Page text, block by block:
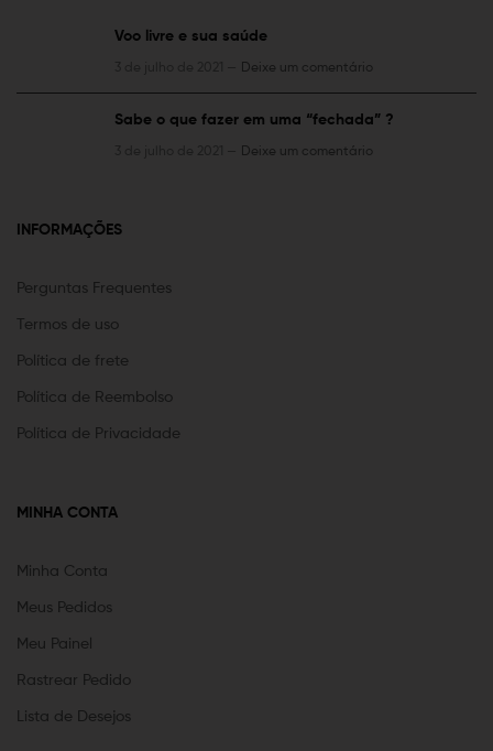
Voo livre e sua saúde
Deixe um comentário
Sabe o que fazer em uma “fechada” ?
Deixe um comentário
INFORMAÇÕES
Perguntas Frequentes
Termos de uso
Política de frete
Política de Reembolso
Política de Privacidade
MINHA CONTA
Minha Conta
Meus Pedidos
Meu Painel
Rastrear Pedido
Lista de Desejos